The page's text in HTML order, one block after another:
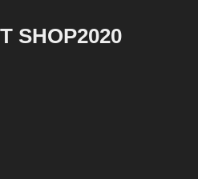
SHOP2020